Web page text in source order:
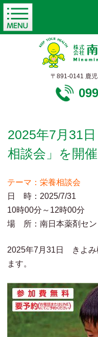
〒891-0141 鹿
2025年7月31
相談会」を開
テーマ：栄養相談会
日 時：2025/7/31
10時00分～12時00分
場 所：南日本薬剤セン
2025年7月31日 きよみ
ます。